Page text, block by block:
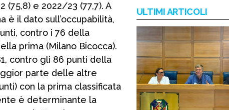
e 2022/23 (77,7). A
è il dato sull’occupabilità,
contro i 76 della
prima (Milano Bicocca).
contro gli 86 punti della
parte delle altre
con la prima classificata
è determinante la
ULTIMI ARTICOLI